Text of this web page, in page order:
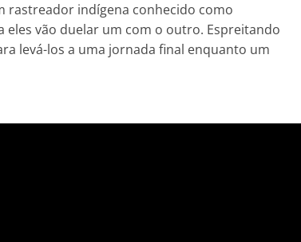
rastreador indígena conhecido como
eles vão duelar um com o outro. Espreitando
levá-los a uma jornada final enquanto um